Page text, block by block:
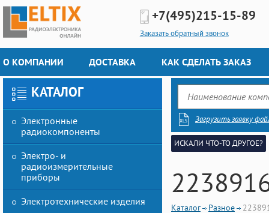
+7(495)215-15-89
Заказать обратный звонок
О КОМПАНИИ ДОСТАВКА КАК СДЕЛАТЬ ЗАКАЗ
КАТАЛОГ
Электронные
радиокомпоненты
Электро- и
радиоизмерительные
приборы
Электротехнические изделия
Загрузить заявку
ИСКАЛИ ЧТО-ТО ДРУГОЕ?
Каталог Разное